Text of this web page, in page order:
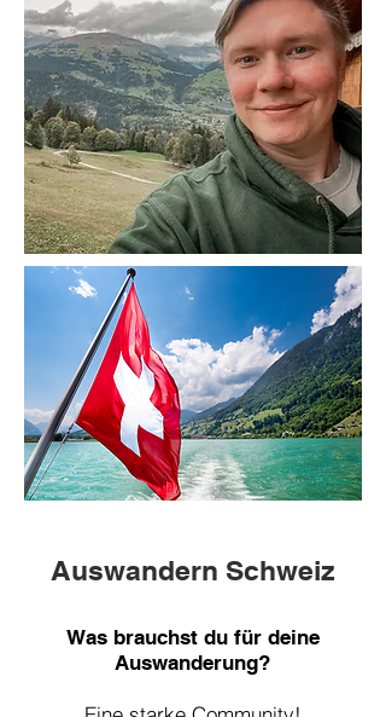
Was brauchst du für deine
Auswanderung?
Auswandern Schweiz